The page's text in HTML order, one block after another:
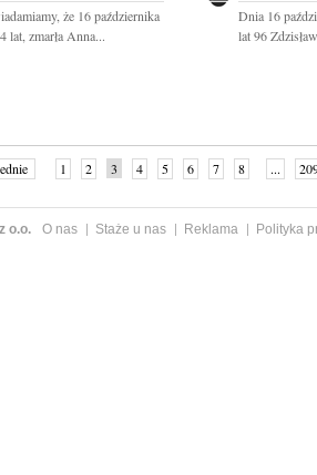
że 16 października
zmarła Anna...
Dnia 16
lat 96
1 2 3 4 5 6 7 8 ...
o.o. O nas Staże u nas Reklama
Polityka